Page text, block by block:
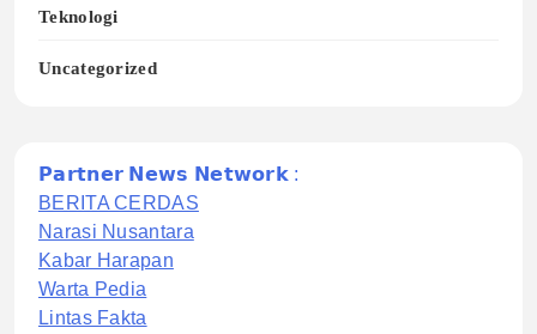
Teknologi
Uncategorized
𝗣𝗮𝗿𝘁𝗻𝗲𝗿 𝗡𝗲𝘄𝘀 𝗡𝗲𝘁𝘄𝗼𝗿𝗸 :
BERITA CERDAS
Narasi Nusantara
Kabar Harapan
Warta Pedia
Lintas Fakta